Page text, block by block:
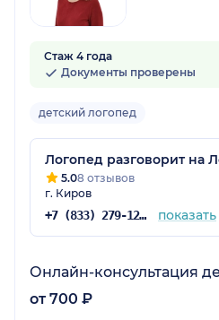
Стаж 4 года
Документы проверены
детский логопед
Логопед разговорит на
5.08 отзывов
г. Киров
+7 (833) 279-12-71 показать
Онлайн-консультация
от 700 ₽